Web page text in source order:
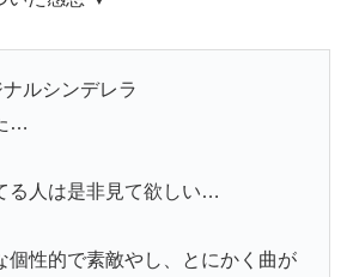
ルシンデレラ
…
る人は是非見て欲しい…
個性的で素敵やし、とにかく曲が